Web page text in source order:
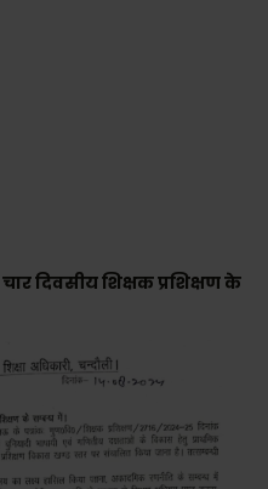
दिवसीय शिक्षक प्रशिक्षण के